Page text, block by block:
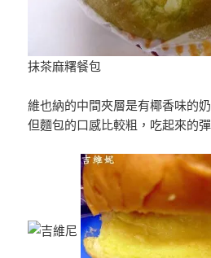
抹茶麻糬餐包
維也納的中間夾層是有椰香味的
但麵包的口感比較粗，吃起來的